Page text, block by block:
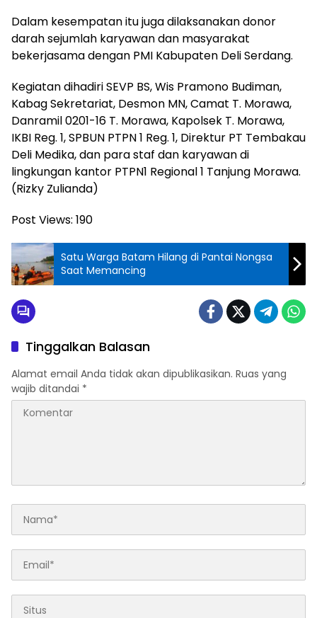
Dalam kesempatan itu juga dilaksanakan donor
darah sejumlah karyawan dan masyarakat
bekerjasama dengan PMI Kabupaten Deli Serdang.
Kegiatan dihadiri SEVP BS, Wis Pramono Budiman,
Kabag Sekretariat, Desmon MN, Camat T. Morawa,
Danramil 0201-16 T. Morawa, Kapolsek T. Morawa,
IKBI Reg. 1, SPBUN PTPN 1 Reg. 1, Direktur PT Tembakau
Deli Medika, dan para staf dan karyawan di
lingkungan kantor PTPN1 Regional 1 Tanjung Morawa.
(Rizky Zulianda)
Post Views: 190
Satu Warga Batam Hilang di Pantai Nongsa
Saat Memancing
Tinggalkan Balasan
Alamat email Anda tidak akan dipublikasikan. Ruas yang
wajib ditandai *